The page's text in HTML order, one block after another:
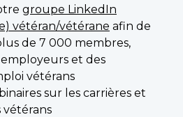
groupe LinkedIn
vétéran/vétérane afin de
de 7 000 membres,
et des
vétérans
sur les carrières et
vétérans